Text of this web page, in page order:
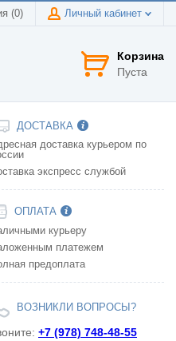
(0) Личный кабинет
Корзина
Пуста
ДОСТАВКА
доставка курьером по
экспресс службой
ОПЛАТА
курьеру
платежем
предоплата
ВОЗНИКЛИ ВОПРОСЫ?
+7 (978) 748-48-55